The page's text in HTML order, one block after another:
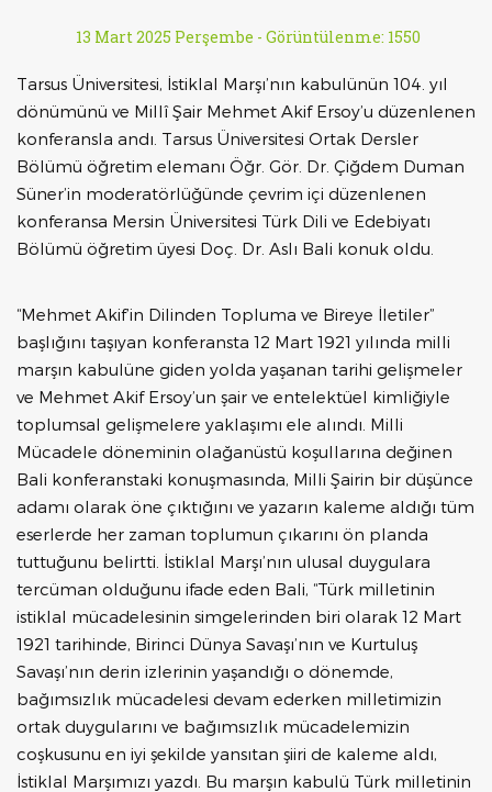
13 Mart 2025 Perşembe - Görüntülenme: 1550
Tarsus Üniversitesi, İstiklal Marşı’nın kabulünün 104. yıl
dönümünü ve Millî Şair Mehmet Akif Ersoy’u düzenlenen
konferansla andı. Tarsus Üniversitesi Ortak Dersler
Bölümü öğretim elemanı Öğr. Gör. Dr. Çiğdem Duman
Süner’in moderatörlüğünde çevrim içi düzenlenen
konferansa Mersin Üniversitesi Türk Dili ve Edebiyatı
Bölümü öğretim üyesi Doç. Dr. Aslı Bali konuk oldu.
“Mehmet Akif’in Dilinden Topluma ve Bireye İletiler”
başlığını taşıyan konferansta 12 Mart 1921 yılında milli
marşın kabulüne giden yolda yaşanan tarihi gelişmeler
ve Mehmet Akif Ersoy’un şair ve entelektüel kimliğiyle
toplumsal gelişmelere yaklaşımı ele alındı. Milli
Mücadele döneminin olağanüstü koşullarına değinen
Bali konferanstaki konuşmasında, Milli Şairin bir düşünce
adamı olarak öne çıktığını ve yazarın kaleme aldığı tüm
eserlerde her zaman toplumun çıkarını ön planda
tuttuğunu belirtti. İstiklal Marşı’nın ulusal duygulara
tercüman olduğunu ifade eden Bali, “Türk milletinin
istiklal mücadelesinin simgelerinden biri olarak 12 Mart
1921 tarihinde, Birinci Dünya Savaşı’nın ve Kurtuluş
Savaşı’nın derin izlerinin yaşandığı o dönemde,
bağımsızlık mücadelesi devam ederken milletimizin
ortak duygularını ve bağımsızlık mücadelemizin
coşkusunu en iyi şekilde yansıtan şiiri de kaleme aldı,
İstiklal Marşımızı yazdı. Bu marşın kabulü Türk milletinin